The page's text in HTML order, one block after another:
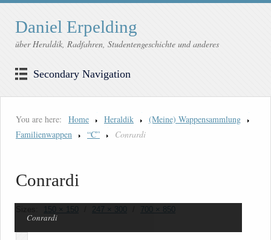
Daniel Erpelding
über Heraldik, Radfahren, Studentengeschichte und anderes
Secondary Navigation
You are here: Home Heraldik
(Meine) Wappensammlung
Familienwappen
“C” Conrardi
Conrardi
150 × 150 247 × 300 700 × 850
Conrardi